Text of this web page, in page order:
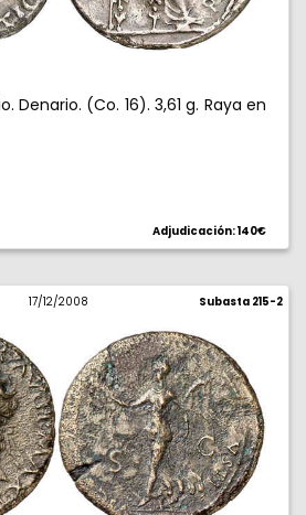
Denario. (Co. 16). 3,61 g. Raya en
Adjudicación: 140€
17/12/2008 Subasta 215-2